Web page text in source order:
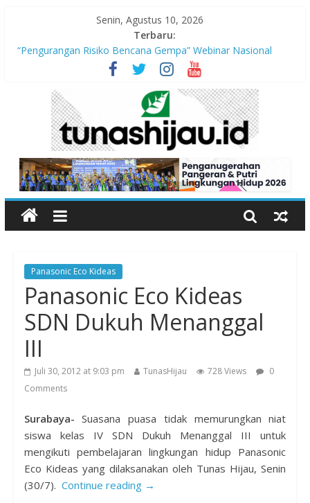
Senin, Agustus 10, 2026
Terbaru:
“Pengurangan Risiko Bencana Gempa” Webinar Nasional
Seri#305, Sabtu 18 Juli 2026
Alang-alang: Tanaman Liar yang Menyimpan Banyak Manfaat
bagi Kehidupan
Peran Kritis Pendidik Saat Guncangan Gempa Terjadi
Sekolah Aman Gempa
Hari Anak Nasional 2026: Memastikan Setiap Anak Indonesia
Tumbuh Aman, Sehat, dan Bahagia
Panasonic Eco Kideas
Panasonic Eco Kideas
SDN Dukuh Menanggal
III
Juli 30, 2012 at 9:03 pm TunasHijau 728 Views
0
Comments
Surabaya- Suasana puasa tidak memurungkan niat
siswa kelas IV SDN Dukuh Menanggal III untuk
mengikuti pembelajaran lingkungan hidup Panasonic
Eco Kideas yang dilaksanakan oleh Tunas Hijau, Senin
(30/7). Continue reading →